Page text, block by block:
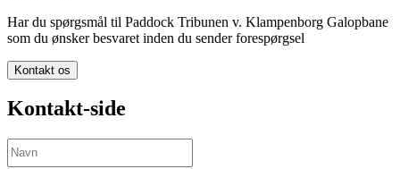
Har du spørgsmål til Paddock Tribunen v. Klampenborg Galopbane
som du ønsker besvaret inden du sender forespørgsel
Kontakt os
Kontakt-side
Navn